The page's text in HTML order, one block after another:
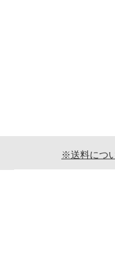
※送料につ